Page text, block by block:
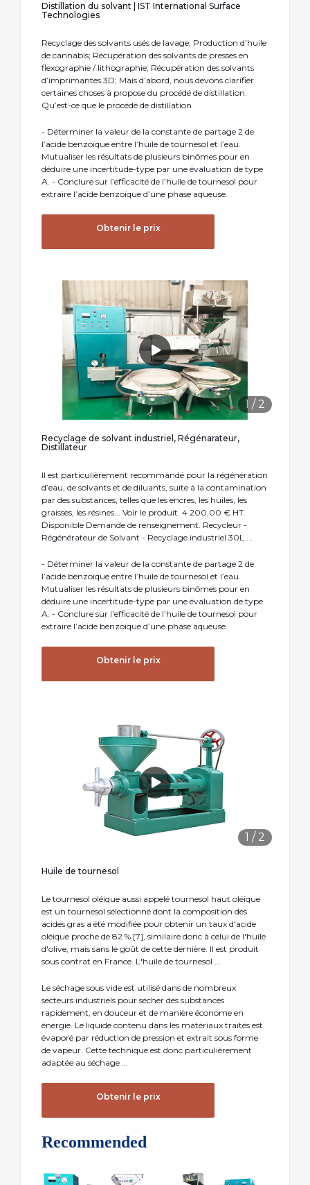
Distillation du solvant | IST International Surface
Technologies
Recyclage des solvants usés de lavage; Production d’huile
de cannabis; Récupération des solvants de presses en
flexographie / lithographie; Récupération des solvants
d’imprimantes 3D; Mais d’abord, nous devons clarifier
certaines choses à propose du procédé de distillation.
Qu’est-ce que le procédé de distillation
- Déterminer la valeur de la constante de partage 2 de
l’acide benzoïque entre l’huile de tournesol et l’eau.
Mutualiser les résultats de plusieurs binômes pour en
déduire une incertitude-type par une évaluation de type
A. - Conclure sur l’efficacité de l’huile de tournesol pour
extraire l’acide benzoïque d’une phase aqueuse.
Obtenir le prix
1 / 2
Recyclage de solvant industriel, Régénarateur,
Distillateur
Il est particulièrement recommandé pour la régénération
d’eau, de solvants et de diluants, suite à la contamination
par des substances, telles que les encres, les huiles, les
graisses, les résines... Voir le produit. 4 200,00 € HT.
Disponible Demande de renseignement. Recycleur -
Régénérateur de Solvant - Recyclage industriel 30L ...
- Déterminer la valeur de la constante de partage 2 de
l’acide benzoïque entre l’huile de tournesol et l’eau.
Mutualiser les résultats de plusieurs binômes pour en
déduire une incertitude-type par une évaluation de type
A. - Conclure sur l’efficacité de l’huile de tournesol pour
extraire l’acide benzoïque d’une phase aqueuse.
Obtenir le prix
1 / 2
Huile de tournesol
Le tournesol oléique aussi appelé tournesol haut oléique
est un tournesol sélectionné dont la composition des
acides gras a été modifiée pour obtenir un taux d'acide
oléique proche de 82 % [7], similaire donc à celui de l'huile
d'olive, mais sans le goût de cette dernière. Il est produit
sous contrat en France. L'huile de tournesol ...
Le séchage sous vide est utilisé dans de nombreux
secteurs industriels pour sécher des substances
rapidement, en douceur et de manière économe en
énergie. Le liquide contenu dans les matériaux traités est
évaporé par réduction de pression et extrait sous forme
de vapeur. Cette technique est donc particulièrement
adaptée au séchage ...
Obtenir le prix
Recommended